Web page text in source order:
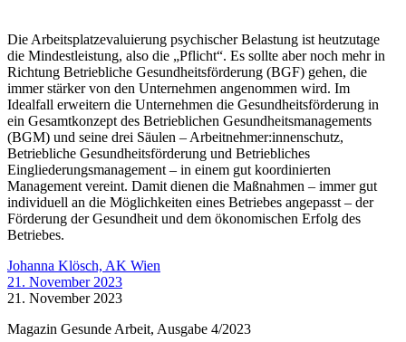
Die Arbeitsplatzevaluierung psychischer Belastung ist heutzutage
die Mindestleistung, also die „Pflicht“. Es sollte aber noch mehr in
Richtung Betriebliche Gesundheitsförderung (BGF) gehen, die
immer stärker von den Unternehmen angenommen wird. Im
Idealfall erweitern die Unternehmen die Gesundheitsförderung in
ein Gesamtkonzept des Betrieblichen Gesundheitsmanagements
(BGM) und seine drei Säulen – Arbeitnehmer:innenschutz,
Betriebliche Gesundheitsförderung und Betriebliches
Eingliederungsmanagement – in einem gut koordinierten
Management vereint. Damit dienen die Maßnahmen – immer gut
individuell an die Möglichkeiten eines Betriebes angepasst – der
Förderung der Gesundheit und dem ökonomischen Erfolg des
Betriebes.
Johanna Klösch, AK Wien
21. November 2023
21. November 2023
Magazin Gesunde Arbeit, Ausgabe 4/2023